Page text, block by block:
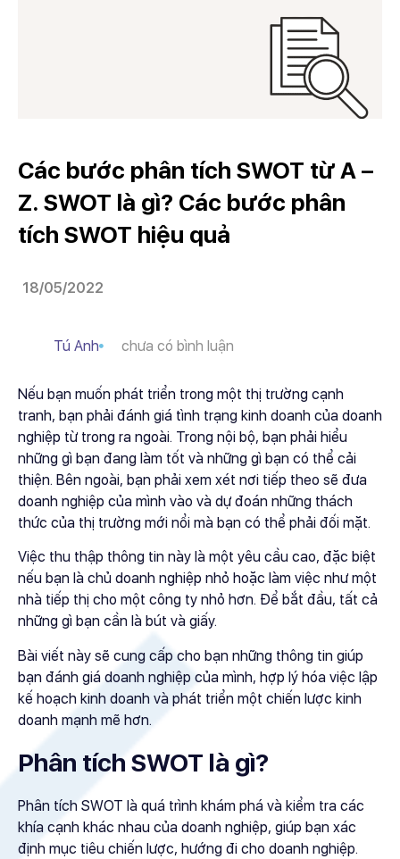
Các bước phân tích SWOT từ A –
Z. SWOT là gì? Các bước phân
tích SWOT hiệu quả
18/05/2022
Tú Anh chưa có bình luận
Nếu bạn muốn phát triển trong một thị trường cạnh
tranh, bạn phải đánh giá tình trạng kinh doanh của doanh
nghiệp từ trong ra ngoài. Trong nội bộ, bạn phải hiểu
những gì bạn đang làm tốt và những gì bạn có thể cải
thiện. Bên ngoài, bạn phải xem xét nơi tiếp theo sẽ đưa
doanh nghiệp của mình vào và dự đoán những thách
thức của thị trường mới nổi mà bạn có thể phải đối mặt.
Việc thu thập thông tin này là một yêu cầu cao, đặc biệt
nếu bạn là chủ doanh nghiệp nhỏ hoặc làm việc như một
nhà tiếp thị cho một công ty nhỏ hơn. Để bắt đầu, tất cả
những gì bạn cần là bút và giấy.
Bài viết này sẽ cung cấp cho bạn những thông tin giúp
bạn đánh giá doanh nghiệp của mình, hợp lý hóa việc lập
kế hoạch kinh doanh và phát triển một chiến lược kinh
doanh mạnh mẽ hơn.
Phân tích SWOT là gì?
Phân tích SWOT là quá trình khám phá và kiểm tra các
khía cạnh khác nhau của doanh nghiệp, giúp bạn xác
định mục tiêu chiến lược, hướng đi cho doanh nghiệp.